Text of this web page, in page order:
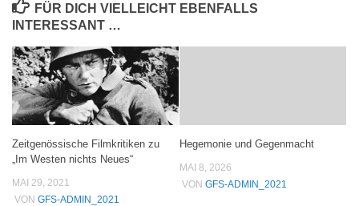
FÜR DICH VIELLEICHT EBENFALLS
INTERESSANT …
Zeitgenössische Filmkritiken zu
„Im Westen nichts Neues“
MAI 29, 2021
VON GFS-ADMIN_2021
Hegemonie und Gegenmacht
MAI 8, 2026
VON GFS-ADMIN_2021